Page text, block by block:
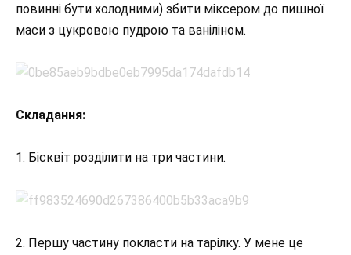
повинні бути холодними) збити міксером до пишної
маси з цукровою пудрою та ваніліном.
Складання:
1. Бісквіт розділити на три частини.
2. Першу частину покласти на тарілку. У мене це